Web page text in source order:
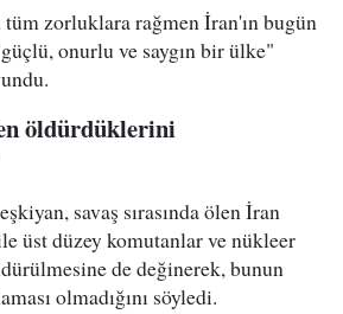
tüm zorluklara rağmen İran'ın bugün
onurlu ve saygın bir ülke"
öldürdüklerini
savaş sırasında ölen İran
üst düzey komutanlar ve nükleer
de değinerek, bunun
olmadığını söyledi.